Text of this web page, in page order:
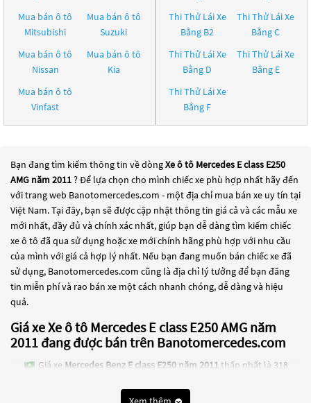
Mua bán ô tô
Mitsubishi
Mua bán ô tô
Suzuki
Mua bán ô tô
Nissan
Mua bán ô tô
Kia
Mua bán ô tô
Vinfast
Thi Thử Lái Xe
Bằng B2
Thi Thử Lái Xe
Bằng C
Thi Thử Lái Xe
Bằng D
Thi Thử Lái Xe
Bằng E
Thi Thử Lái Xe
Bằng F
Bạn đang tìm kiếm thông tin về dòngXe ô tô Mercedes E class E250
AMG năm 2011? Để lựa chọn cho mình chiếc xe phù hợp nhất hãy đến
với trang web Banotomercedes.com - một địa chỉ mua bán xe uy tín tại
Việt Nam. Tại đây, bạn sẽ được cập nhật thông tin giá cả và các mẫu xe
mới nhất, đầy đủ và chính xác nhất, giúp bạn dễ dàng tìm kiếm chiếc
xe ô tô đã qua sử dụng hoặc xe mới chính hãng phù hợp với nhu cầu
của mình với giá cả hợp lý nhất. Nếu bạn đang muốn bán chiếc xe đã
sử dụng, Banotomercedes.com cũng là địa chỉ lý tưởng để bạn đăng
tin miễn phí và rao bán xe một cách nhanh chóng, dễ dàng và hiệu
quả.
Giá xe Xe ô tô Mercedes E class E250 AMG năm
2011 đang được bán trên Banotomercedes.com
Giá xe Mercedes Benz E class E250 năm 2011 thấp nhất là 318